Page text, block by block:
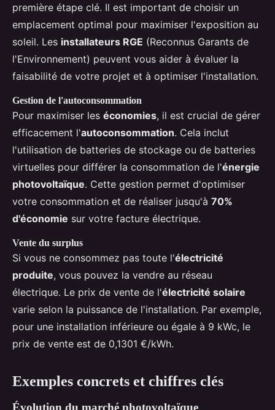
première étape clé. Il est important de choisir un
emplacement optimal pour maximiser l'exposition au
soleil. Les installateurs RGE (Reconnus Garants de
l'Environnement) peuvent vous aider à évaluer la
faisabilité de votre projet et à optimiser l'installation.
Gestion de l'autoconsommation
Pour maximiser les économies, il est crucial de gérer
efficacement l'autoconsommation. Cela inclut
l'utilisation de batteries de stockage ou de batteries
virtuelles pour différer la consommation de l'énergie
photovoltaïque. Cette gestion permet d'optimiser
votre consommation et de réaliser jusqu'à 70%
d'économie sur votre facture électrique.
Vente du surplus
Si vous ne consommez pas toute l'électricité
produite, vous pouvez la vendre au réseau
électrique. Le prix de vente de l'électricité solaire
varie selon la puissance de l'installation. Par exemple,
pour une installation inférieure ou égale à 9 kWc, le
prix de vente est de 0,1301 €/kWh.
Exemples concrets et chiffres clés